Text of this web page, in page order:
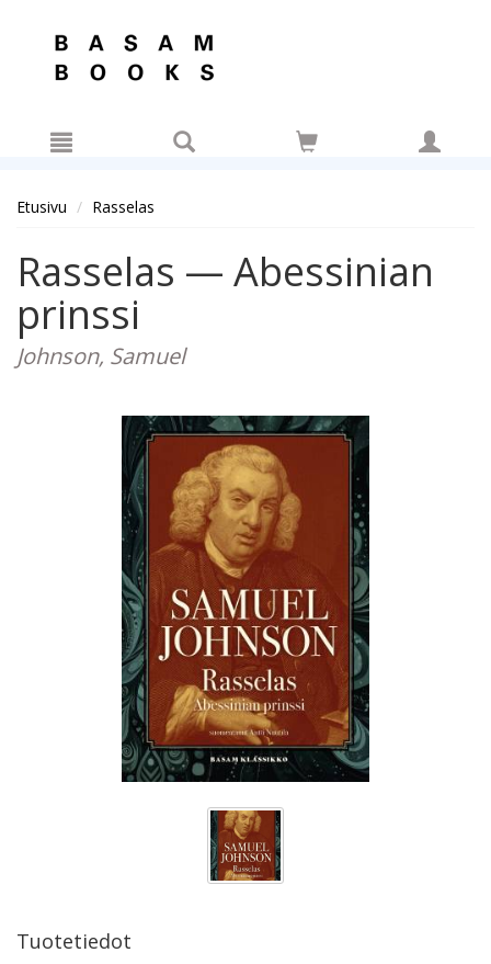
Etusivu Rasselas
Rasselas — Abessinian
prinssi
Johnson, Samuel
Tuotetiedot